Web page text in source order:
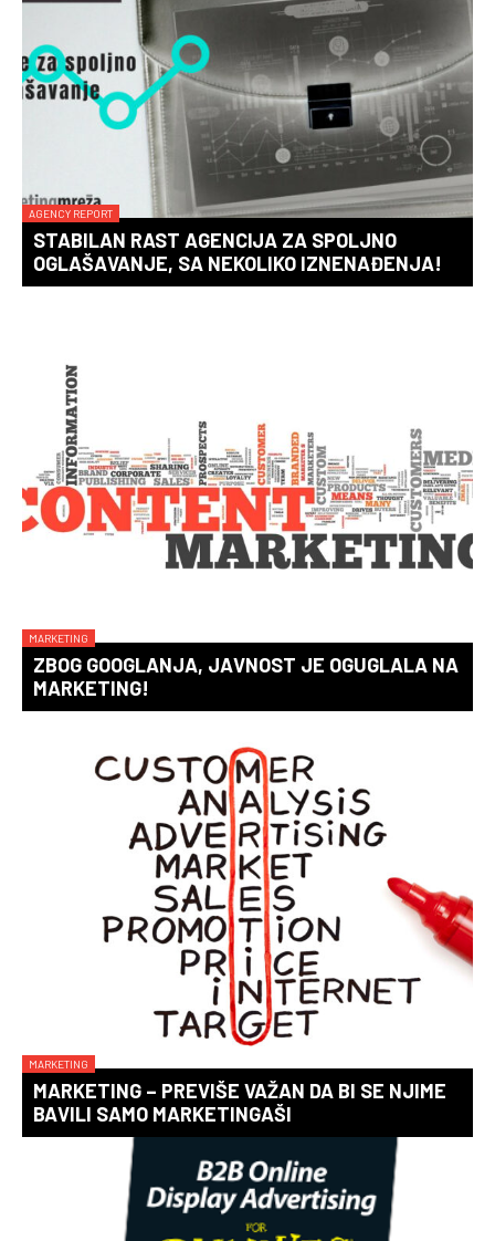
AGENCY REPORT
STABILAN RAST AGENCIJA ZA SPOLJNO
OGLAŠAVANJE, SA NEKOLIKO IZNENAĐENJA!
MARKETING
ZBOG GOOGLANJA, JAVNOST JE OGUGLALA NA
MARKETING!
MARKETING
MARKETING – PREVIŠE VAŽAN DA BI SE NJIME
BAVILI SAMO MARKETINGAŠI